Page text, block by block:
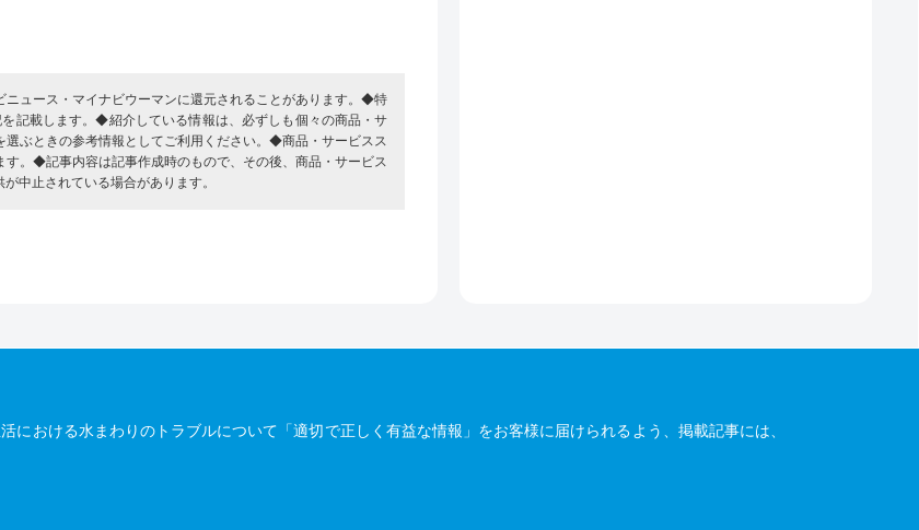
ュース・マイナビウーマンに還元されることがあります。◆特
記載します。◆紹介している情報は、必ずしも個々の商品・サ
ぶときの参考情報としてご利用ください。◆商品・サービスス
。◆記事内容は記事作成時のもので、その後、商品・サービス
中止されている場合があります。
における水まわりのトラブルについて「適切で正しく有益な情報」をお客様に届けられるよう、掲載記事には、